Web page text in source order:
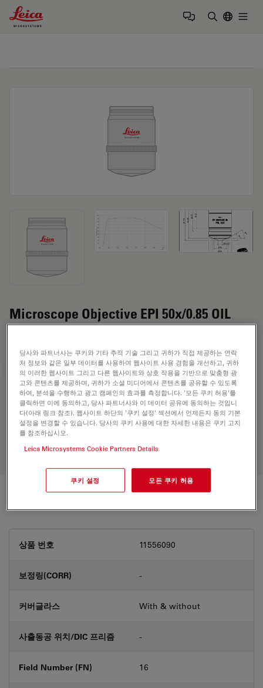
Leica Microsystems Logo
Microscope Objective EPI 50x/0.85 OIL
견적 요청하기
Discover the perfect solution. Explore
our Objective Finder, compare
your needs.
상품 번호 11556090
보정링(CORR) -
커버글라스 With & without
사출동공 위치/DIC 프리즘 -
Field Number (FN) 16
당사와 파트너사는 쿠키와 기타 추적 기술 그리고 귀하가 직접 제공하는 연락
처 정보와 같은 일부 데이터를 사용하여 웹사이트 사용 경험을 개선하고, 귀하
의 이러한 웹사이트 그리고 다른 웹사이트와 상호 작용을 기반으로 맞춤형 광
고와 콘텐츠를 제공하며, 귀하가 소셜 미디어에서 콘텐츠를 공유할 수 있도록
하여, 분석을 수행하고 광고 캠페인의 효과를 측정합니다. '모든 쿠키 허용'를
클릭하면 이에 동의하고, 당사 파트너사와 이 데이터 공유에 동의하는 것입니
다(아래 링크 참조). 웹사이트 하단의 '쿠키 설정' 섹션에서 언제든지 동의 기본
설정을 변경할 수 있습니다. 당사의 쿠키 사용에 대한 자세한 내용은 쿠키 고지
를 참조하십시오.
Leica Microsystems Cookie Partners Details
쿠키 설정 모든 쿠키 허용